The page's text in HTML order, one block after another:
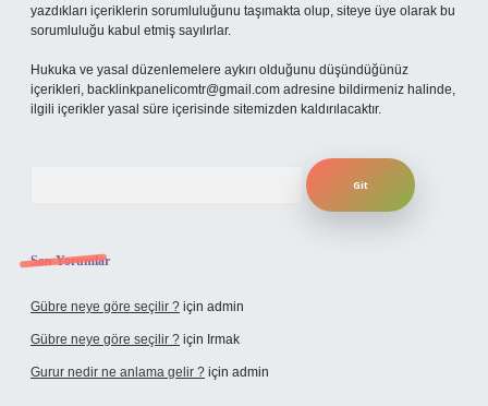
yazdıkları içeriklerin sorumluluğunu taşımakta olup, siteye üye olarak bu
sorumluluğu kabul etmiş sayılırlar.
Hukuka ve yasal düzenlemelere aykırı olduğunu düşündüğünüz
içerikleri, backlinkpanelicomtr@gmail.com adresine bildirmeniz halinde,
ilgili içerikler yasal süre içerisinde sitemizden kaldırılacaktır.
Son Yorumlar
Gübre neye göre seçilir ? için admin
Gübre neye göre seçilir ? için Irmak
Gurur nedir ne anlama gelir ? için admin